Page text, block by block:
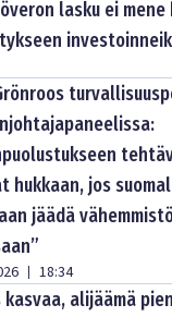
lasku ei mene
hukkaan, jos
jäädä
| 18:34
kasvaa, alijäämä